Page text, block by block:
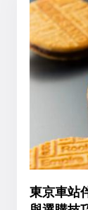
東京車站